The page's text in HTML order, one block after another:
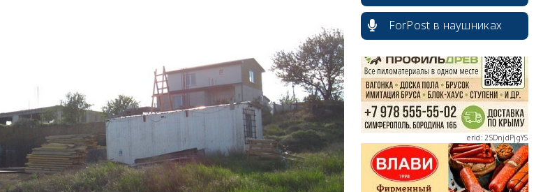
ForPost в наушниках
erid: 2SDnjdPjgYS
erid: 2SDnjdvhGXG